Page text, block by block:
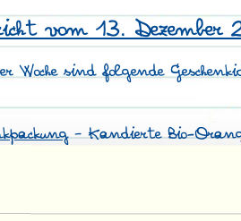
vom 13. Dezember
Woche sind folgende
– Kandierte Bio-